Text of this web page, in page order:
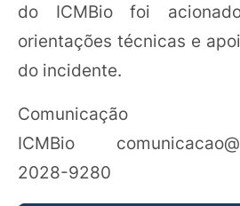
do ICMBio foi
orientações técnicas e
do incidente.
Comunicação
ICMBio
2028-9280